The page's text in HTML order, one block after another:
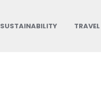
SUSTAINABILITY TRAVEL